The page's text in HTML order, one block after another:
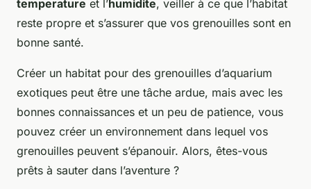
temperature et l’humidite, veiller à ce que l’habitat
reste propre et s’assurer que vos grenouilles sont en
bonne santé.
Créer un habitat pour des grenouilles d’aquarium
exotiques peut être une tâche ardue, mais avec les
bonnes connaissances et un peu de patience, vous
pouvez créer un environnement dans lequel vos
grenouilles peuvent s’épanouir. Alors, êtes-vous
prêts à sauter dans l’aventure ?